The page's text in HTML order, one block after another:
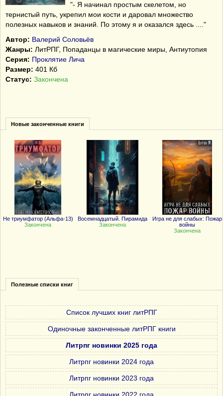
"- Я начинал простым скелетом, но
тернистый путь, укрепил мои кости и даровал множество
полезных навыков и знаний. По этому я и оказался здесь ...."
Автор: Валерий Соловьёв
Жанры: ЛитРПГ, Попаданцы в магические миры, Антиутопия
Серия: Проклятие Лича
Размер: 401 Кб
Статус: Закончена
Новые законченные книги
Не триумфатор (Альфа-13)
Закончена
Восемнадцатый. Пирамида
Закончена
Игра не для слабых: Пожар
войны
Закончена
Полезные списки книг
Список лучших книг литРПГ
Одиночные законченные литРПГ книги
Литрпг новинки 2025 года
Литрпг новинки 2024 года
Литрпг новинки 2023 года